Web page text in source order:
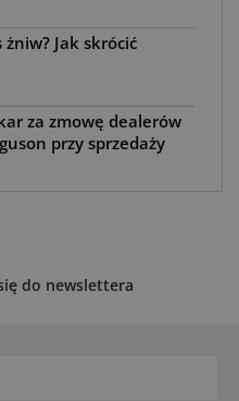
Jak skrócić
za zmowę dealerów
przy sprzedaży
na wyższą rentowność
do newslettera